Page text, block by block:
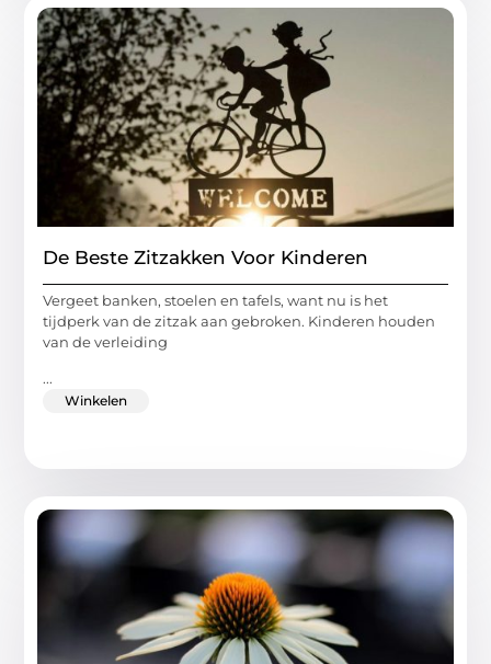
De Beste Zitzakken Voor Kinderen
Vergeet banken, stoelen en tafels, want nu is het
tijdperk van de zitzak aan gebroken. Kinderen houden
van de verleiding
...
Winkelen